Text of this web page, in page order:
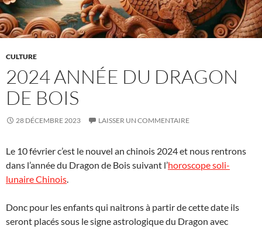
CULTURE
2024 ANNÉE DU DRAGON
DE BOIS
28 DÉCEMBRE 2023 LAISSER UN COMMENTAIRE
Le 10 février c’est le nouvel an chinois 2024 et nous rentrons
dans l’année du Dragon de Bois suivant l’horoscope soli-
lunaire Chinois.
Donc pour les enfants qui naitrons à partir de cette date ils
seront placés sous le signe astrologique du Dragon avec